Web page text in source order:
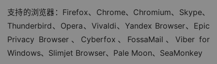
支持的浏览器：Firefox、Chrome、Chromium、Skype、
Thunderbird、Opera、Vivaldi、Yandex Browser、Epic
Privacy Browser、Cyberfox、FossaMail、Viber for
Windows、Slimjet Browser、Pale Moon、SeaMonkey